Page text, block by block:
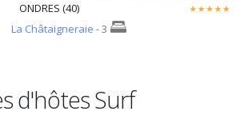
ONDRES (40)
La Châtaigneraie - 3
d'hôtes Surf